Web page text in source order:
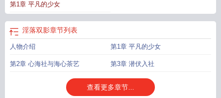
第1章 平凡的少女
淫落双影章节列表
人物介绍 第1章 平凡的少女
第2章 心海社与海心茶艺 第3章 潜伏入社
查看更多章节...